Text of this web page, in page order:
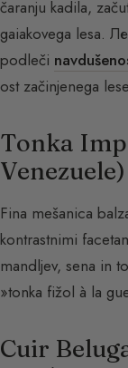
čaranju kadila,
gaiakovega lesa.
podleči
ost začinjenega
Tonka
Venezuele)
Fina mešanica
kontrastnimi
mandljev, sena in
»tonka fižol à la
Cuir